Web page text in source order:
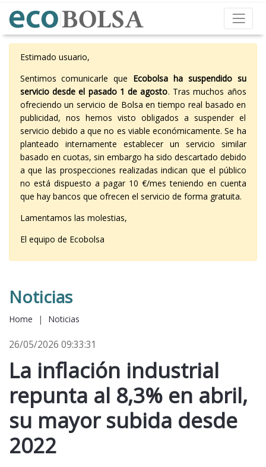
Estimado usuario,
Sentimos comunicarle que Ecobolsa ha suspendido su
servicio desde el pasado 1 de agosto. Tras muchos años
ofreciendo un servicio de Bolsa en tiempo real basado en
publicidad, nos hemos visto obligados a suspender el
servicio debido a que no es viable económicamente. Se ha
planteado internamente establecer un servicio similar
basado en cuotas, sin embargo ha sido descartado debido
a que las prospecciones realizadas indican que el público
no está dispuesto a pagar 10 €/mes teniendo en cuenta
que hay bancos que ofrecen el servicio de forma gratuita.
Lamentamos las molestias,
El equipo de Ecobolsa
Noticias
Home | Noticias
26/05/2026 09:33:31
La inflación industrial
repunta al 8,3% en abril,
su mayor subida desde
2022